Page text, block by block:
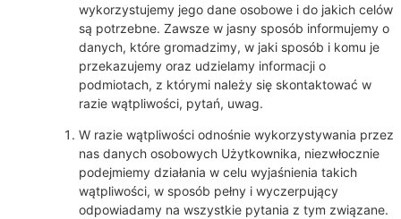
wykorzystujemy jego dane osobowe i do jakich celów
są potrzebne. Zawsze w jasny sposób informujemy o
danych, które gromadzimy, w jaki sposób i komu je
przekazujemy oraz udzielamy informacji o
podmiotach, z którymi należy się skontaktować w
razie wątpliwości, pytań, uwag.
W razie wątpliwości odnośnie wykorzystywania przez
nas danych osobowych Użytkownika, niezwłocznie
podejmiemy działania w celu wyjaśnienia takich
wątpliwości, w sposób pełny i wyczerpujący
odpowiadamy na wszystkie pytania z tym związane.